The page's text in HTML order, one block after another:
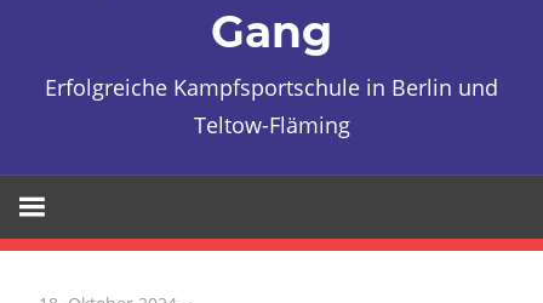
Gang
Erfolgreiche Kampfsportschule in Berlin und
Teltow-Fläming